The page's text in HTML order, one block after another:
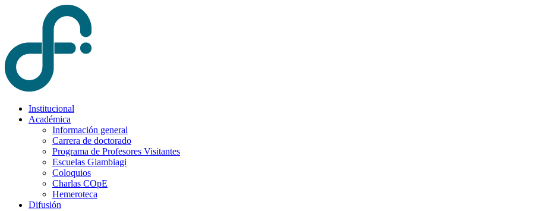
Institucional
Académica
Información general
Carrera de doctorado
Programa de Profesores Visitantes
Escuelas Giambiagi
Coloquios
Charlas COpE
Hemeroteca
Difusión